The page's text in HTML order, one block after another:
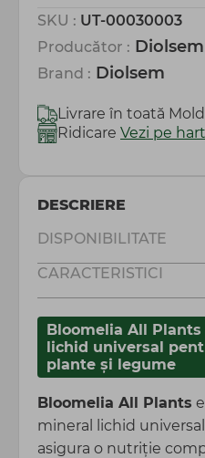
SKU : UT-00030003
Producător : Diolsem
Brand : Diolsem
Livrare în toată
Ridicare Vezi pe
DESCRIERE
DISPONIBILITATE
CARACTERISTICI
Bloomelia All
lichid universal
plante și legume
Bloomelia All Plants
mineral lichid
asigura o nutriție